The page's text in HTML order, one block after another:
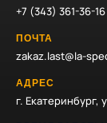
+7 (343) 361-36-16
ПОЧТА
zakaz.last@la-
АДРЕС
г.